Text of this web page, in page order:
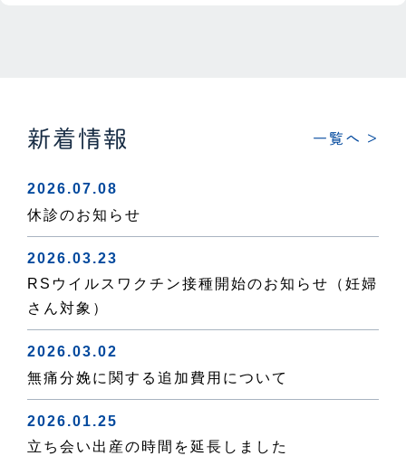
新着情報 一覧へ >
2026.07.08
休診のお知らせ
2026.03.23
RSウイルスワクチン接種開始のお知らせ（妊婦
さん対象）
2026.03.02
無痛分娩に関する追加費用について
2026.01.25
立ち会い出産の時間を延長しました